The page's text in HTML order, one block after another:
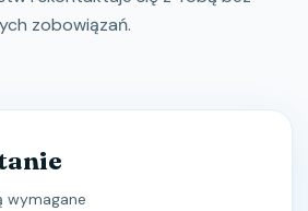
zobowiązań.
wymagane